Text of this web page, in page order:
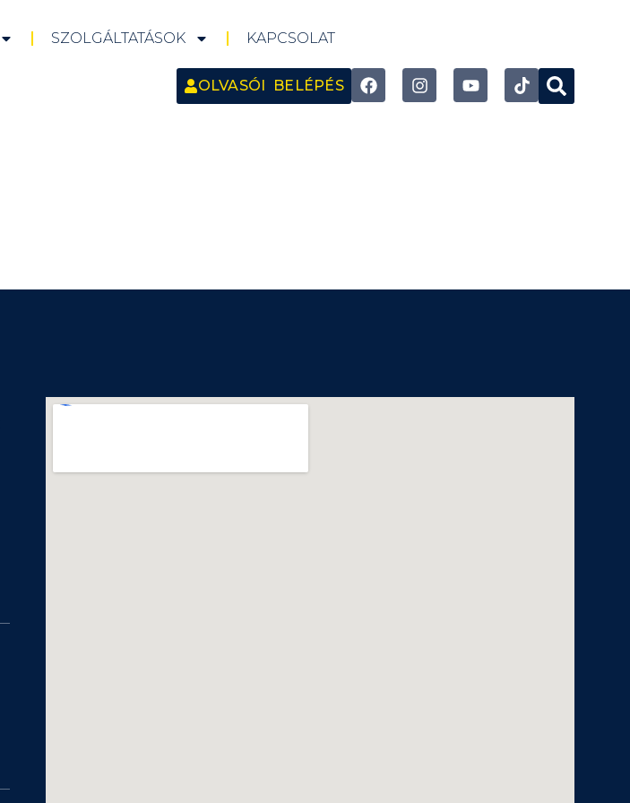
SZOLGÁLTATÁSOK KAPCSOLAT
OLVASÓI BELÉPÉS